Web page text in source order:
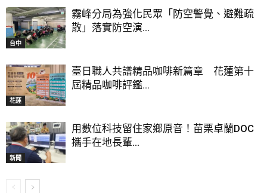
台中
霧峰分局為強化民眾「防空警覺、避難疏
散」落實防空演...
花蓮
臺日職人共譜精品咖啡新篇章 花蓮第十
屆精品咖啡評鑑...
新聞
用數位科技留住家鄉原音！苗栗卓蘭DOC
攜手在地長輩...